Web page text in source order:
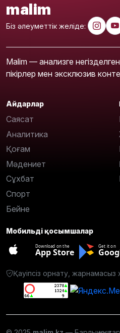
malim
Біз әлеуметтік желіде:
Malim — анализге
пікірлер мен эксклюзив
Айдарлар
Саясат
Аналитика
Қоғам
Мәдениет
Сұхбат
Спорт
Бейне
Мобильді қосымшалар
Download on the
App Store
Get it on
Қауіпсіз орнату, жарнамасыз